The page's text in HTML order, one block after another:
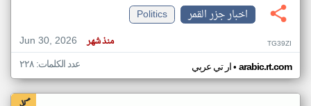
اخبار جزر القمر
Politics
Jun 30, 2026
منذ شهر TG39ZI
ار تي عربي• arabic.rt.com عدد الكلمات: ٢٢٨